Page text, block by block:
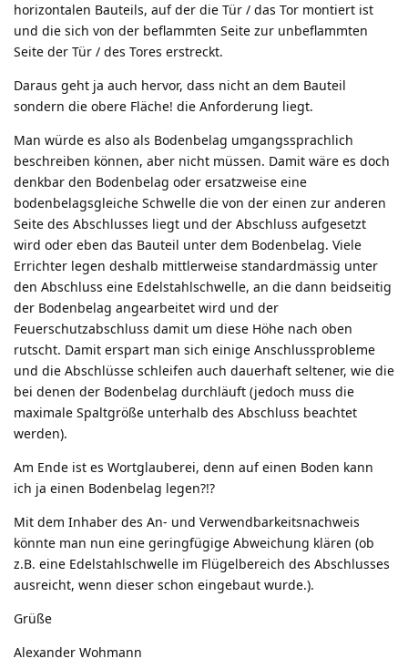
horizontalen Bauteils, auf der die Tür / das Tor montiert ist
und die sich von der beflammten Seite zur unbeflammten
Seite der Tür / des Tores erstreckt.
Daraus geht ja auch hervor, dass nicht an dem Bauteil
sondern die obere Fläche! die Anforderung liegt.
Man würde es also als Bodenbelag umgangssprachlich
beschreiben können, aber nicht müssen. Damit wäre es doch
denkbar den Bodenbelag oder ersatzweise eine
bodenbelagsgleiche Schwelle die von der einen zur anderen
Seite des Abschlusses liegt und der Abschluss aufgesetzt
wird oder eben das Bauteil unter dem Bodenbelag. Viele
Errichter legen deshalb mittlerweise standardmässig unter
den Abschluss eine Edelstahlschwelle, an die dann beidseitig
der Bodenbelag angearbeitet wird und der
Feuerschutzabschluss damit um diese Höhe nach oben
rutscht. Damit erspart man sich einige Anschlussprobleme
und die Abschlüsse schleifen auch dauerhaft seltener, wie die
bei denen der Bodenbelag durchläuft (jedoch muss die
maximale Spaltgröße unterhalb des Abschluss beachtet
werden).
Am Ende ist es Wortglauberei, denn auf einen Boden kann
ich ja einen Bodenbelag legen?!?
Mit dem Inhaber des An- und Verwendbarkeitsnachweis
könnte man nun eine geringfügige Abweichung klären (ob
z.B. eine Edelstahlschwelle im Flügelbereich des Abschlusses
ausreicht, wenn dieser schon eingebaut wurde.).
Grüße
Alexander Wohmann